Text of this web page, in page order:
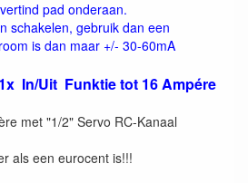
pad onderaan.
schakelen, gebruik dan een
is dan maar +/- 30-60mA
In/Uit Funktie tot 16 Ampére
met "1/2" Servo RC-Kanaal
als een eurocent is!!!